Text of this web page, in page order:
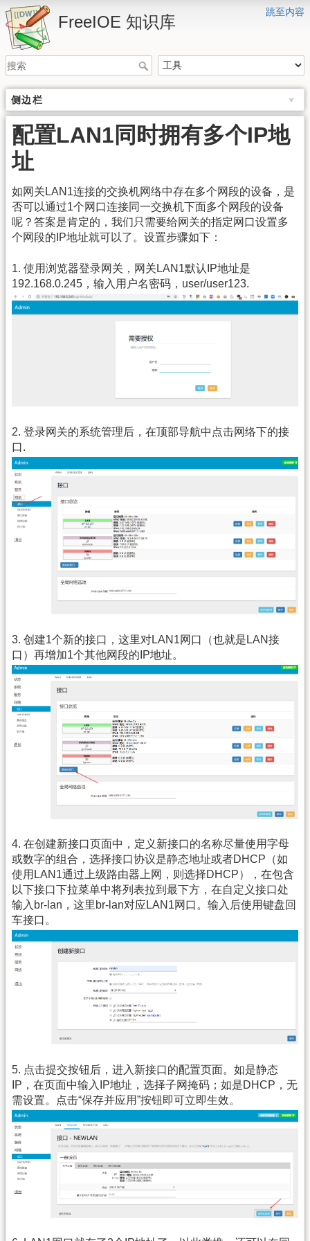
跳至内容
FreeIOE 知识库
侧边栏
配置LAN1同时拥有多个IP地
址
如网关LAN1连接的交换机网络中存在多个网段的设备，是
否可以通过1个网口连接同一交换机下面多个网段的设备
呢？答案是肯定的，我们只需要给网关的指定网口设置多
个网段的IP地址就可以了。设置步骤如下：
1. 使用浏览器登录网关，网关LAN1默认IP地址是
192.168.0.245，输入用户名密码，user/user123.
2. 登录网关的系统管理后，在顶部导航中点击网络下的接
口.
3. 创建1个新的接口，这里对LAN1网口（也就是LAN接
口）再增加1个其他网段的IP地址。
4. 在创建新接口页面中，定义新接口的名称尽量使用字母
或数字的组合，选择接口协议是静态地址或者DHCP（如
使用LAN1通过上级路由器上网，则选择DHCP），在包含
以下接口下拉菜单中将列表拉到最下方，在自定义接口处
输入br-lan，这里br-lan对应LAN1网口。输入后使用键盘回
车接口。
5. 点击提交按钮后，进入新接口的配置页面。如是静态
IP，在页面中输入IP地址，选择子网掩码；如是DHCP，无
需设置。点击“保存并应用”按钮即可立即生效。